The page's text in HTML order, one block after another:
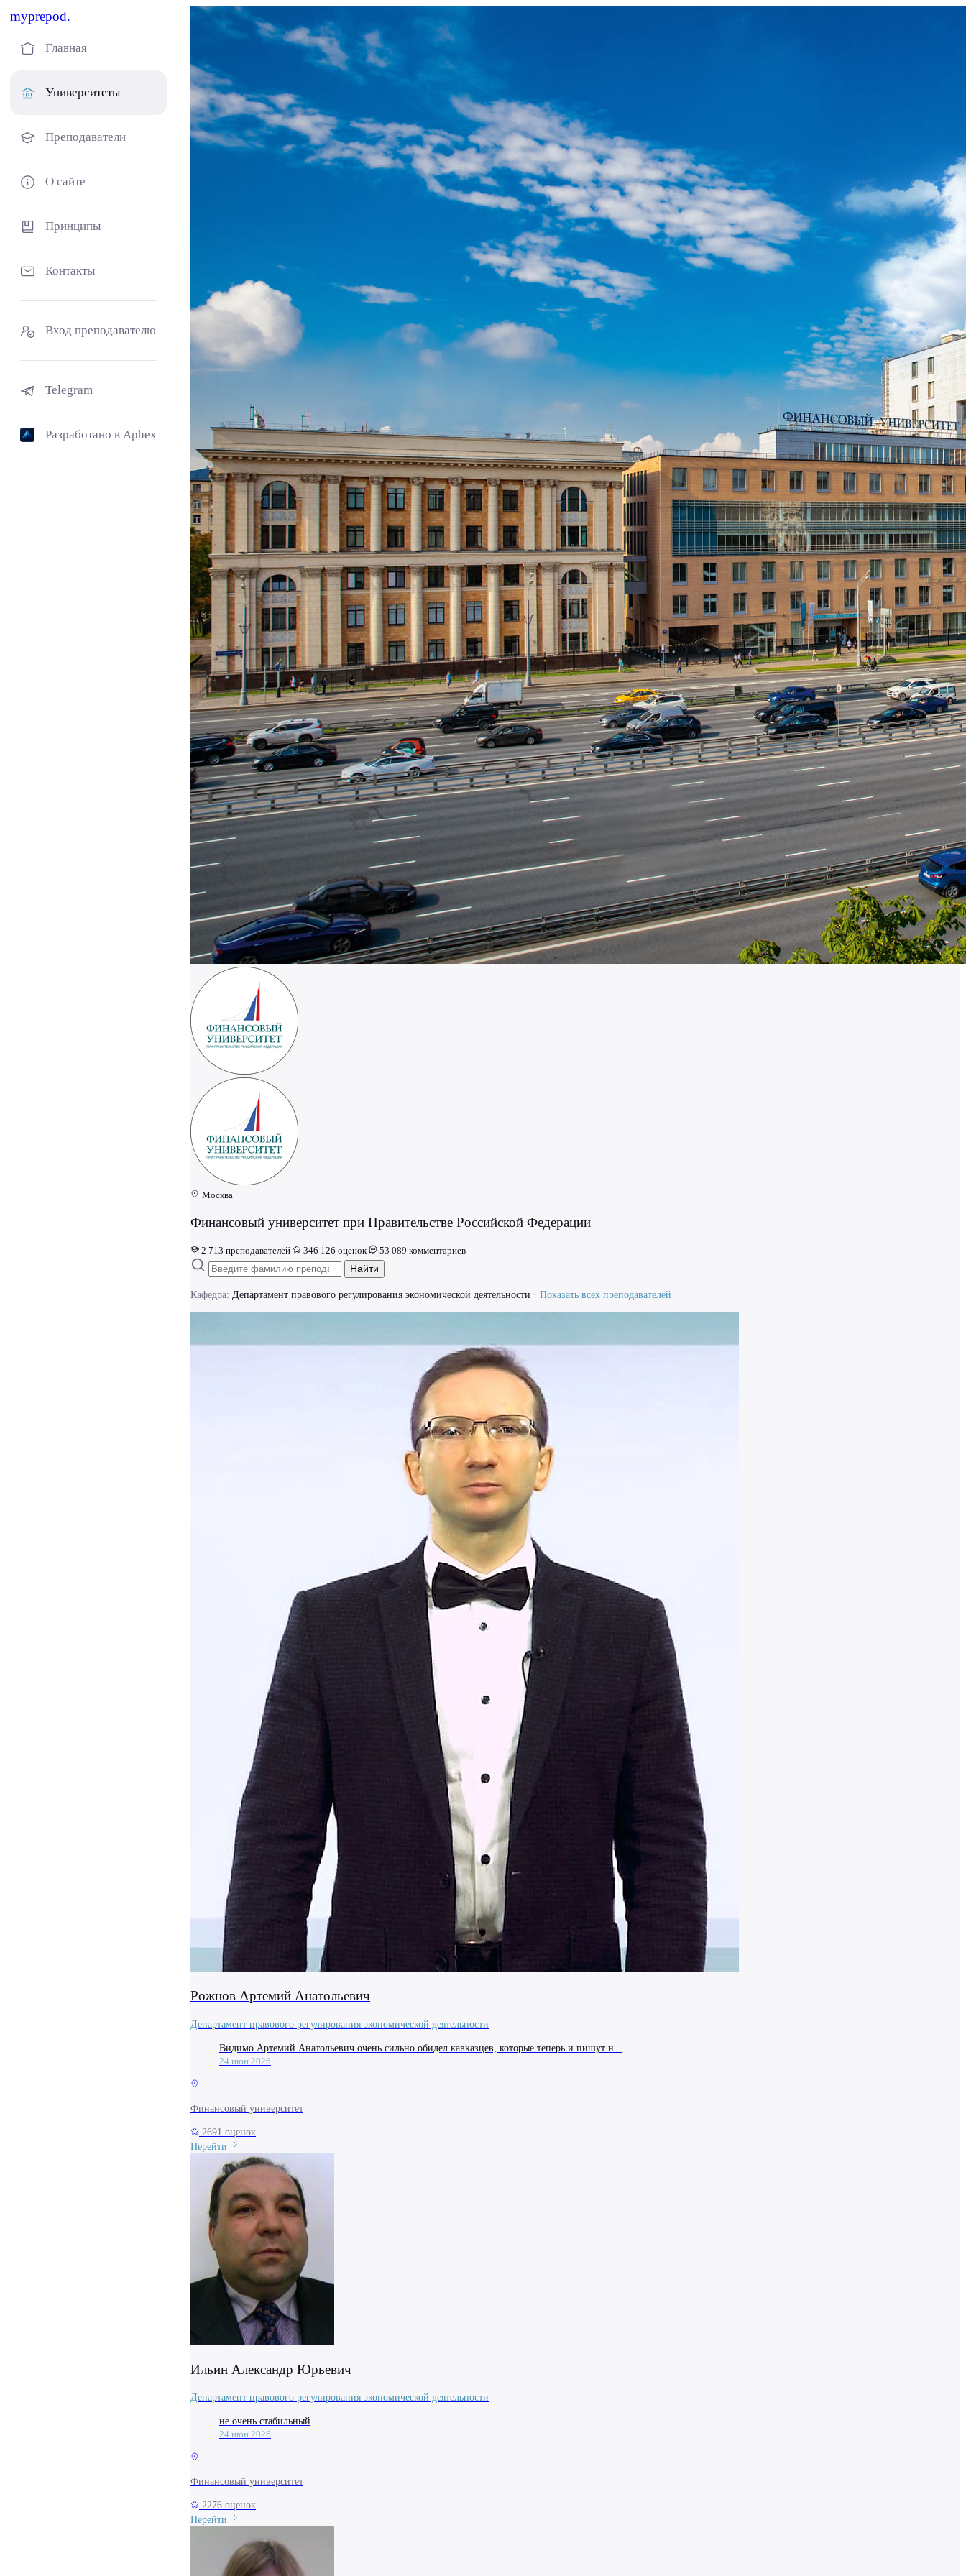
myprepod.
Главная
Университеты
Преподаватели
О сайте
Принципы
Контакты
Вход преподавателю
Telegram
Разработано в Aphex
Москва
Финансовый университет при Правительстве Российской Федерации
2 713 преподавателей 346 126 оценок 53 089 комментариев
Найти
Кафедра: Департамент правового регулирования экономической деятельности · Показать всех преподавателей
Рожнов Артемий Анатольевич
Департамент правового регулирования экономической деятельности
Видимо Артемий Анатольевич очень сильно обидел кавказцев, которые теперь и пишут н...
24 июн 2026
Финансовый университет
2691 оценок
Перейти
Ильин Александр Юрьевич
Департамент правового регулирования экономической деятельности
не очень стабильный
24 июн 2026
Финансовый университет
2276 оценок
Перейти